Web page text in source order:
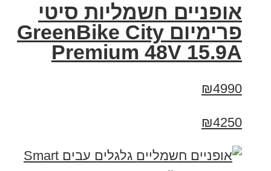
אופניים חשמליות סיטי
פרימיום GreenBike City
Premium 48V 15.9A
₪4990
₪4250